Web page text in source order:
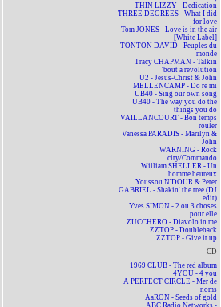
THIN LIZZY - Dedication
THREE DEGREES - What I did
for love
Tom JONES - Love is in the air
[White Label]
TONTON DAVID - Peuples du
monde
Tracy CHAPMAN - Talkin
'bout a revolution
U2 - Jesus-Christ & John
MELLENCAMP - Do re mi
UB40 - Sing our own song
UB40 - The way you do the
things you do
VAILLANCOURT - Bon temps
rouler
Vanessa PARADIS - Marilyn &
John
WARNING - Rock
city/Commando
William SHELLER - Un
homme heureux
Youssou N'DOUR & Peter
GABRIEL - Shakin' the tree (DJ
edit)
Yves SIMON - 2 ou 3 choses
pour elle
ZUCCHERO - Diavolo in me
ZZTOP - Doubleback
ZZTOP - Give it up
CD
1969 CLUB - The red album
4YOU - 4 you
A PERFECT CIRCLE - Mer de
noms
AaRON - Seeds of gold
ABC Radio Networks -